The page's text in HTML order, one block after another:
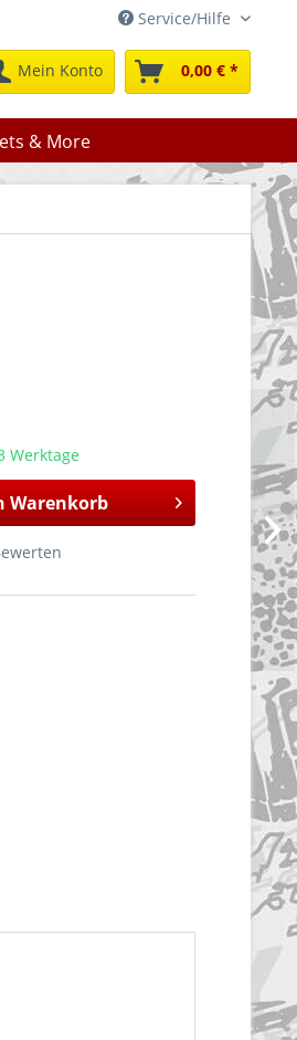
Service/Hilfe
Mein Konto 0,00 € *
& More
Werktage
Warenkorb